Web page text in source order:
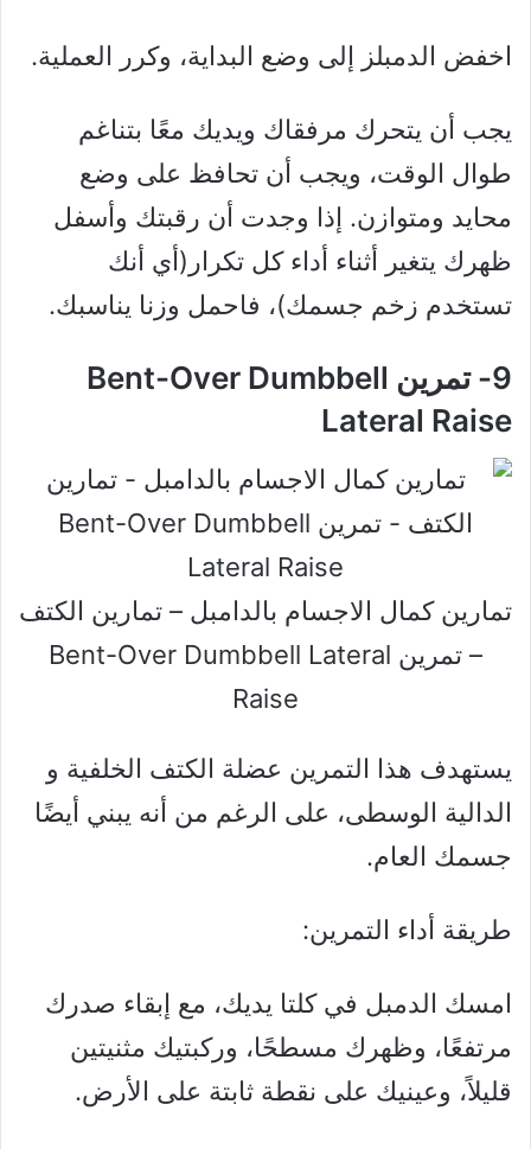
اخفض الدمبلز إلى وضع البداية، وكرر العملية.
يجب أن يتحرك مرفقاك ويديك معًا بتناغم
طوال الوقت، ويجب أن تحافظ على وضع
محايد ومتوازن. إذا وجدت أن رقبتك وأسفل
ظهرك يتغير أثناء أداء كل تكرار(أي أنك
تستخدم زخم جسمك)، فاحمل وزنا يناسبك.
9- تمرين Bent-Over Dumbbell
Lateral Raise
تمارين كمال الاجسام بالدامبل – تمارين الكتف
– تمرين Bent-Over Dumbbell Lateral
Raise
يستهدف هذا التمرين عضلة الكتف الخلفية و
الدالية الوسطى، على الرغم من أنه يبني أيضًا
جسمك العام.
طريقة أداء التمرين:
امسك الدمبل في كلتا يديك، مع إبقاء صدرك
مرتفعًا، وظهرك مسطحًا، وركبتيك مثنيتين
قليلاً، وعينيك على نقطة ثابتة على الأرض.